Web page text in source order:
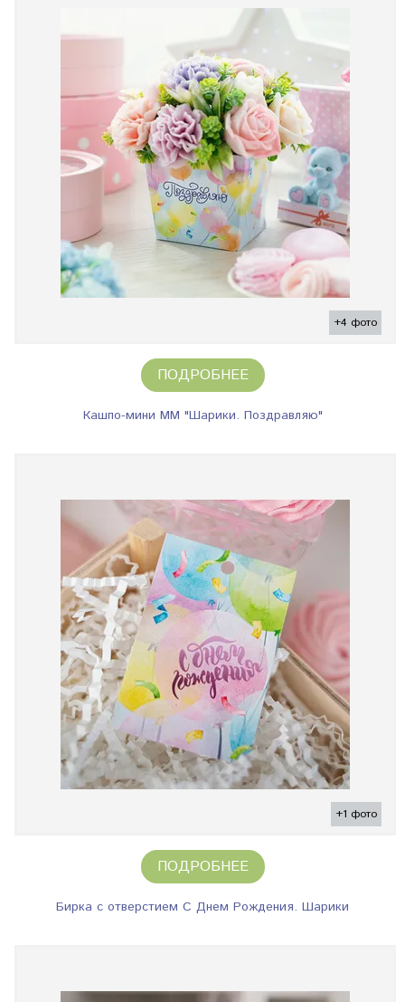
+4 фото
ПОДРОБНЕЕ
Кашпо-мини ММ "Шарики. Поздравляю"
+1 фото
ПОДРОБНЕЕ
Бирка с отверстием С Днем Рождения. Шарики